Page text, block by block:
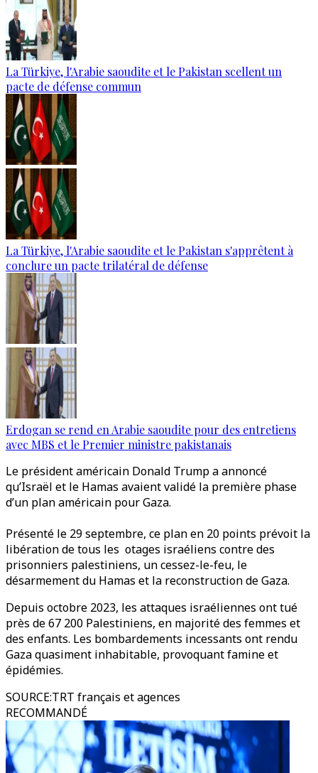
La Türkiye, l'Arabie saoudite et le Pakistan scellent un
pacte de défense commun
La Türkiye, l'Arabie saoudite et le Pakistan s'apprêtent à
conclure un pacte trilatéral de défense
Erdogan se rend en Arabie saoudite pour des entretiens
avec MBS et le Premier ministre pakistanais
Le président américain Donald Trump a annoncé
qu’Israël et le Hamas avaient validé la première phase
d’un plan américain pour Gaza.
Présenté le 29 septembre, ce plan en 20 points prévoit la
libération de tous les otages israéliens contre des
prisonniers palestiniens, un cessez-le-feu, le
désarmement du Hamas et la reconstruction de Gaza.
Depuis octobre 2023, les attaques israéliennes ont tué
près de 67 200 Palestiniens, en majorité des femmes et
des enfants. Les bombardements incessants ont rendu
Gaza quasiment inhabitable, provoquant famine et
épidémies.
SOURCE:TRT français et agences
RECOMMANDÉ